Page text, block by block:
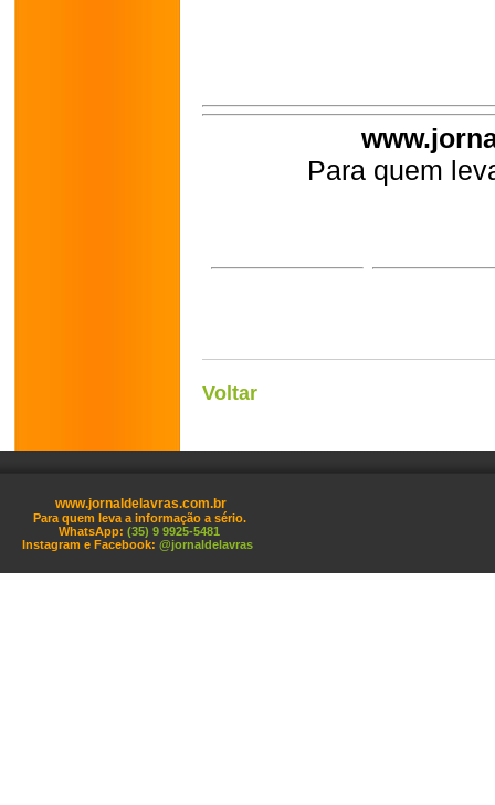
Para quem
Voltar
www.jornaldelavras.com.br
Para quem leva a informação a sério.
WhatsApp: (35) 9 9925-5481
Instagram e Facebook: @jornaldelavras